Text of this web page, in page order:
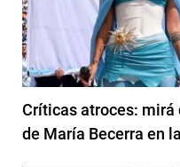
Críticas atroces: mirá
de María Becerra en